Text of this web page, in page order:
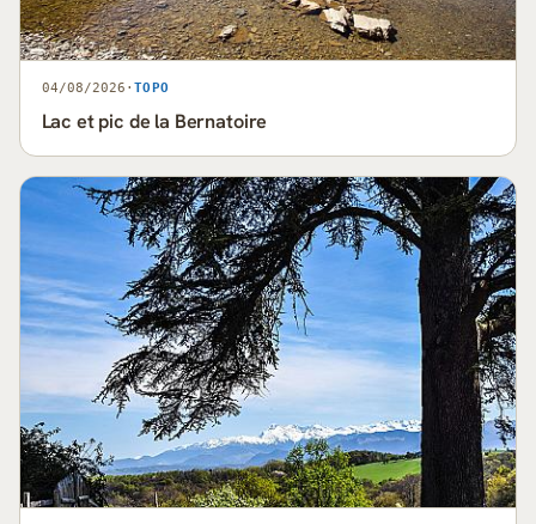
04/08/2026 · TOPO
Lac et pic de la Bernatoire